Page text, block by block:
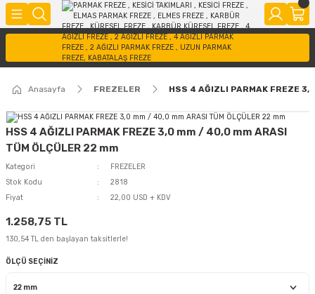
Anasayfa FREZELER HSS 4 AĞIZLI PARMAK FREZE
HSS 4 AĞIZLI PARMAK FREZE 3,0 mm / 40,0 mm ARASI
TÜM ÖLÇÜLER 22 mm
Kategori
FREZELER
Stok Kodu
2818
Fiyat
22,00 USD + KDV
1.258,75 TL
130,54 TL den başlayan taksitlerle!
ÖLÇÜ SEÇİNİZ